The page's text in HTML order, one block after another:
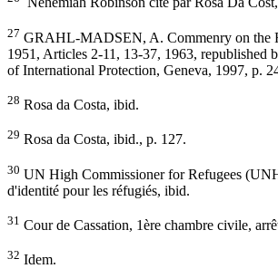
27 GRAHL-MADSEN, A. Commenry on the
1951, Articles 2-11, 13-37, 1963,
of International Protection, Geneva, 1997, p.
28 Rosa da Costa, ibid.
29 Rosa da Costa, ibid., p. 127.
30 UN High Commissioner for Refugees
d'identité pour les réfugiés, ibid.
31 Cour de Cassation, 1ère chambre civile,
32 Idem.